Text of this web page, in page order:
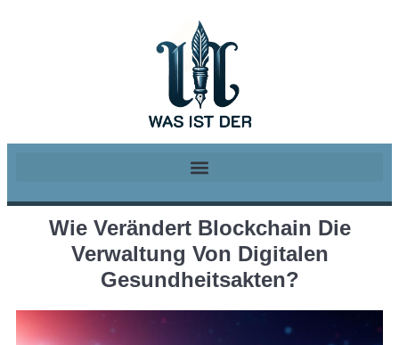
Wie Verändert Blockchain Die
Verwaltung Von Digitalen
Gesundheitsakten?